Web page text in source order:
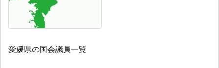
愛媛県の国会議員一覧